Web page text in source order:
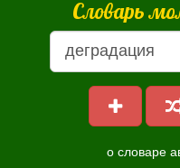
Словарь
о словаре